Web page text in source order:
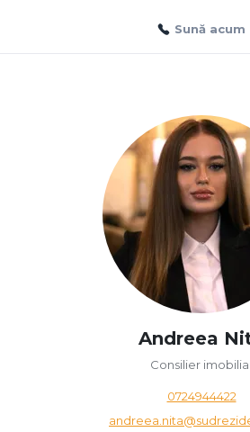
Sună acum
Andreea
Consilier
0724944422